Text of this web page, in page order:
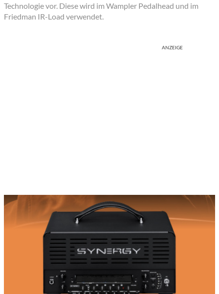
Technologie vor. Diese wird im Wampler Pedalhead und im
Friedman IR-Load verwendet.
ANZEIGE